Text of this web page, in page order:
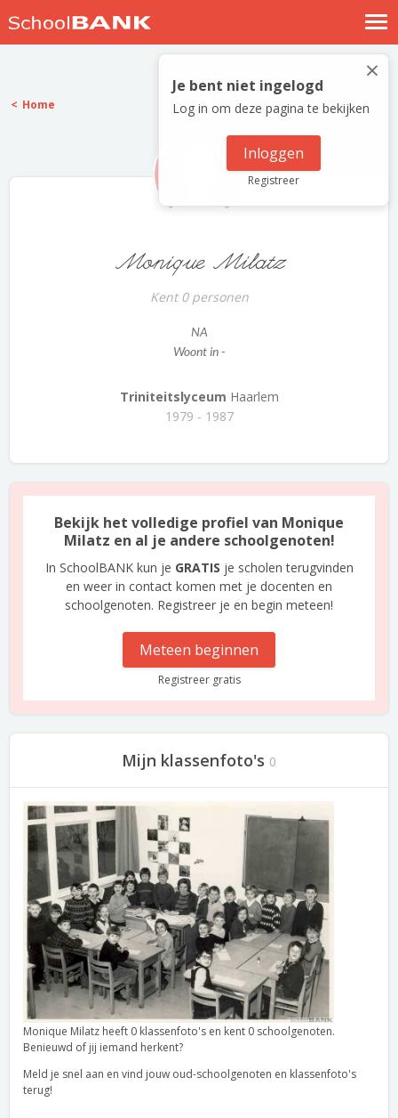
Nostalgische verhalen
Log in
Meld je gratis aan
×
Je bent niet ingelogd
Log in om deze pagina te bekijken
Inloggen
Registreer
Home
Monique Milatz
Kent 0 personen
NA
Woont in -
Triniteitslyceum Haarlem
1979 - 1987
Bekijk het volledige profiel van Monique
Milatz en al je andere schoolgenoten!
In SchoolBANK kun je GRATIS je scholen terugvinden
en weer in contact komen met je docenten en
schoolgenoten. Registreer je en begin meteen!
Meteen beginnen
Registreer gratis
Mijn klassenfoto's 0
Monique Milatz heeft 0 klassenfoto's en kent 0 schoolgenoten.
Benieuwd of jij iemand herkent?
Meld je snel aan en vind jouw oud-schoolgenoten en klassenfoto's
terug!